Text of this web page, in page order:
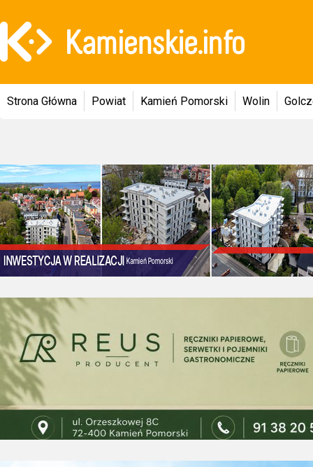
Strona Główna Powiat Kamień Pomorski Wolin